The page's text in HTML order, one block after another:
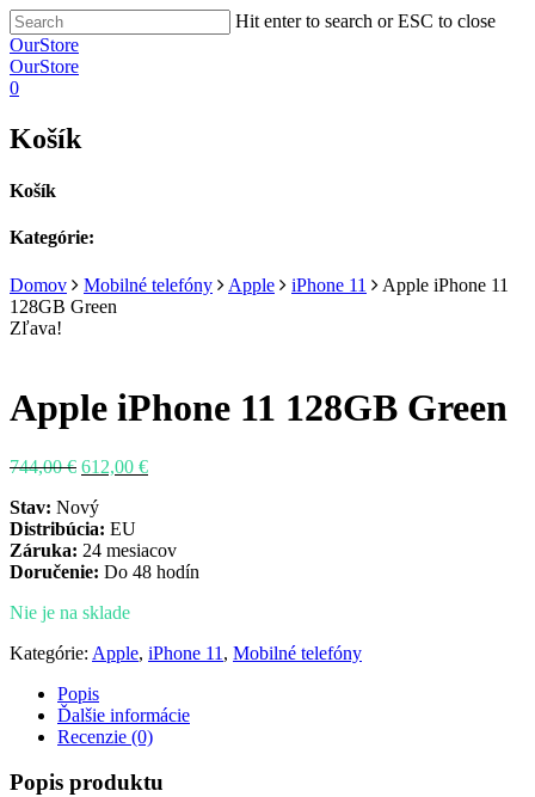
Hit enter to search or ESC to close
OurStore
OurStore
0
Košík
Košík
Kategórie:
Domov Mobilné telefóny Apple iPhone 11
Apple iPhone 11
128GB Green
Zľava!
Apple iPhone 11 128GB Green
744,00€ Pôvodná
bola:
744,00 €.
612,00 €Aktuálna
Stav: Nový
Distribúcia: EU
Záruka: 24 mesiacov
Doručenie: Do 48 hodín
Nie je na sklade
Kategórie: Apple, iPhone 11 , Mobilné telefóny
Popis
Ďalšie informácie
Recenzie (0)
Popis produktu